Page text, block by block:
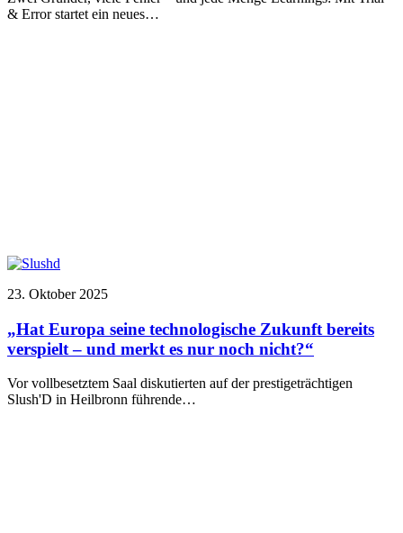
& Error startet ein neues…
23. Oktober 2025
„Hat Europa seine technologische Zukunft bereits
verspielt – und merkt es nur noch nicht?“
Vor vollbesetztem Saal diskutierten auf der prestigeträchtigen
Slush'D in Heilbronn führende…